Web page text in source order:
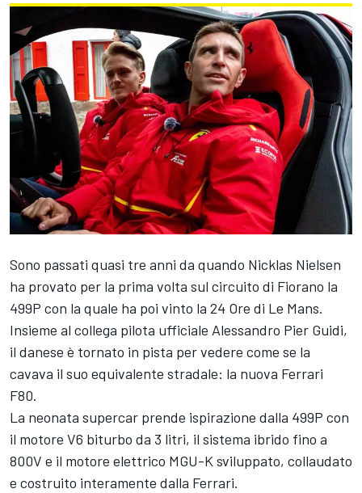
Sono passati quasi tre anni da quando Nicklas Nielsen
ha provato per la prima volta sul circuito di Fiorano la
499P con la quale ha poi vinto la 24 Ore di Le Mans.
Insieme al collega pilota ufficiale Alessandro Pier Guidi,
il danese è tornato in pista per vedere come se la
cavava il suo equivalente stradale: la nuova Ferrari
F80.
La neonata supercar prende ispirazione dalla 499P con
il motore V6 biturbo da 3 litri, il sistema ibrido fino a
800V e il motore elettrico MGU-K sviluppato, collaudato
e costruito interamente dalla Ferrari.